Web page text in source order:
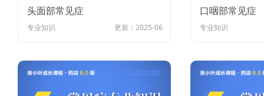
专业知识 更新：2025-06
头面部常见症
专业知识
口咽部常见症